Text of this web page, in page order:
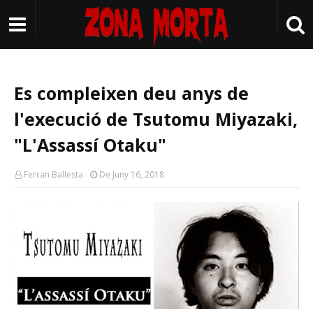
Es compleixen deu anys de
l'execució de Tsutomu Miyazaki,
"L'Assassí Otaku"
Ferran Ballesta De Juny 16, 2018